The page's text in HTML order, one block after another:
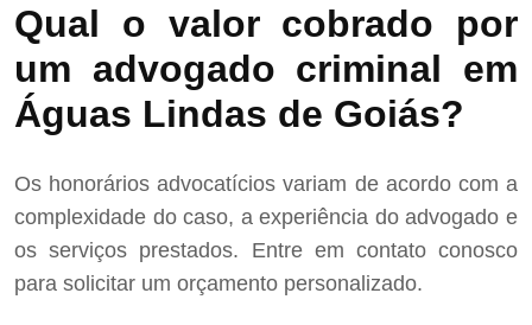
Qual o valor cobrado por
um advogado criminal em
Águas Lindas de Goiás?
Os honorários advocatícios variam de acordo com a
complexidade do caso, a experiência do advogado e
os serviços prestados. Entre em contato conosco
para solicitar um orçamento personalizado.